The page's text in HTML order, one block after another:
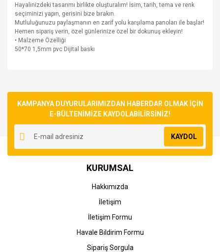
Hayalinizdeki tasarımı birlikte oluşturalım! İsim, tarih, tema ve renk
seçiminizi yapın, gerisini bize bırakın.
Mutluluğunuzu paylaşmanın en zarif yolu karşılama panoları ile başlar!
Hemen sipariş verin, özel günlerinize özel bir dokunuş ekleyin!
• Malzeme Özelliği
50*70 1,5mm pvc Dijital baskı
Yorum Yaz
kullanarak tarafımıza iletebilirsiniz.
Görüş ve önerileriniz için teşekkür ederiz.
Ürün resmi kalitesiz, bozuk veya görüntülenemiyor.
Ürün açıklamasında eksik bilgiler bulunuyor.
Ürün bilgilerinde hatalar bulunuyor.
Ürün fiyatı diğer sitelerden daha pahalı.
Gönder
KAMPANYA DUYURULARIMIZDAN HABERDAR OLMAK İÇİN
E-BÜLTENİMİZE KAYDOLABİLİRSİNİZ!
KAYDOL
KURUMSAL
Hakkımızda
İletişim
İletişim Formu
Havale Bildirim Formu
Sipariş Sorgula